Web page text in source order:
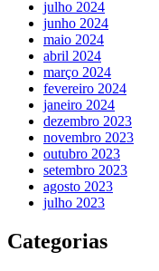
julho 2024
junho 2024
maio 2024
abril 2024
março 2024
fevereiro 2024
janeiro 2024
dezembro 2023
novembro 2023
outubro 2023
setembro 2023
agosto 2023
julho 2023
Categorias